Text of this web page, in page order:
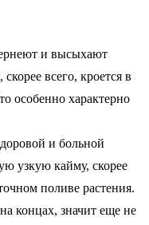
и высыхают
всего, кроется в
особенно характерно
и больной
узкую кайму, скорее
поливе растения.
концах, значит еще не